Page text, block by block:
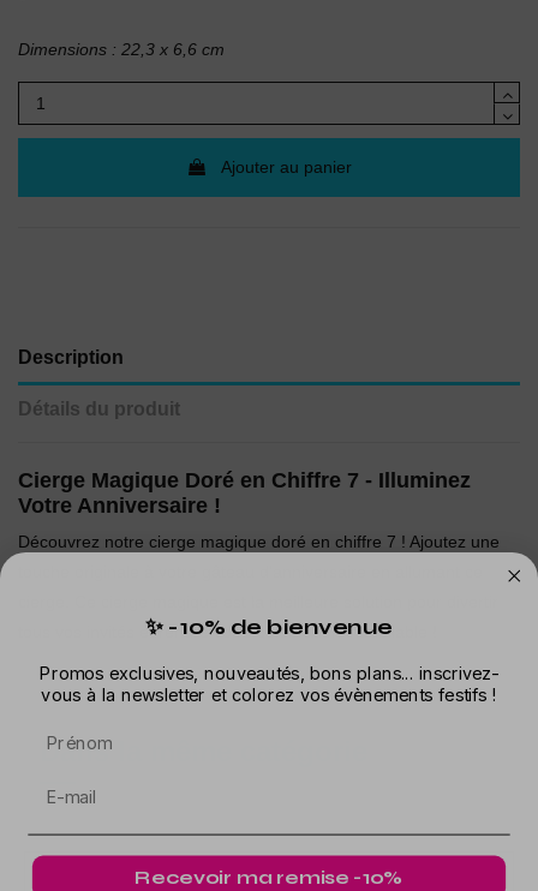
Dimensions : 22,3 x 6,6 cm
Ajouter au panier
Description
Détails du produit
Cierge Magique Doré en Chiffre 7 - Illuminez
Votre Anniversaire !
Découvrez notre cierge magique doré en chiffre 7 ! Ajoutez une
tous vos invités et rendre votre célébration inoubliable !
Dans la même catégorie
✨ -10% de bienvenue
Promos exclusives, nouveautés, bons plans... inscrivez-
vous à la newsletter et colorez vos évènements festifs !
Recevoir ma remise -10%